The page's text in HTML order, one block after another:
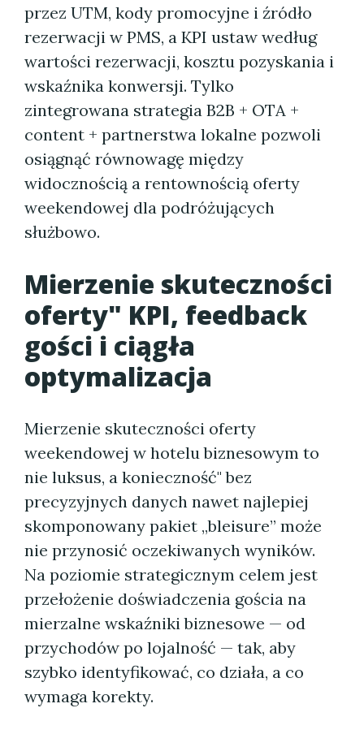
przez UTM, kody promocyjne i źródło
rezerwacji w PMS, a KPI ustaw według
wartości rezerwacji, kosztu pozyskania i
wskaźnika konwersji. Tylko
zintegrowana strategia B2B + OTA +
content + partnerstwa lokalne pozwoli
osiągnąć równowagę między
widocznością a rentownością oferty
weekendowej dla podróżujących
służbowo.
Mierzenie skuteczności
oferty" KPI, feedback
gości i ciągła
optymalizacja
Mierzenie skuteczności oferty
weekendowej w hotelu biznesowym to
nie luksus, a konieczność" bez
precyzyjnych danych nawet najlepiej
skomponowany pakiet „bleisure” może
nie przynosić oczekiwanych wyników.
Na poziomie strategicznym celem jest
przełożenie doświadczenia gościa na
mierzalne wskaźniki biznesowe — od
przychodów po lojalność — tak, aby
szybko identyfikować, co działa, a co
wymaga korekty.